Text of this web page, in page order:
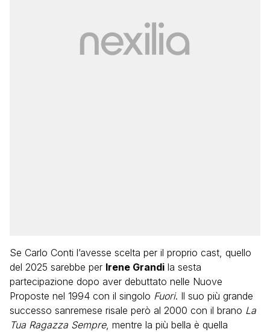
Se Carlo Conti l’avesse scelta per il proprio cast, quello
del 2025 sarebbe per Irene Grandi la sesta
partecipazione dopo aver debuttato nelle Nuove
Proposte nel 1994 con il singolo Fuori. Il suo più grande
successo sanremese risale però al 2000 con il brano La
Tua Ragazza Sempre, mentre la più bella è quella